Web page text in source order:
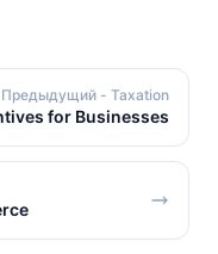
Предыдущий - Taxation
for Businesses